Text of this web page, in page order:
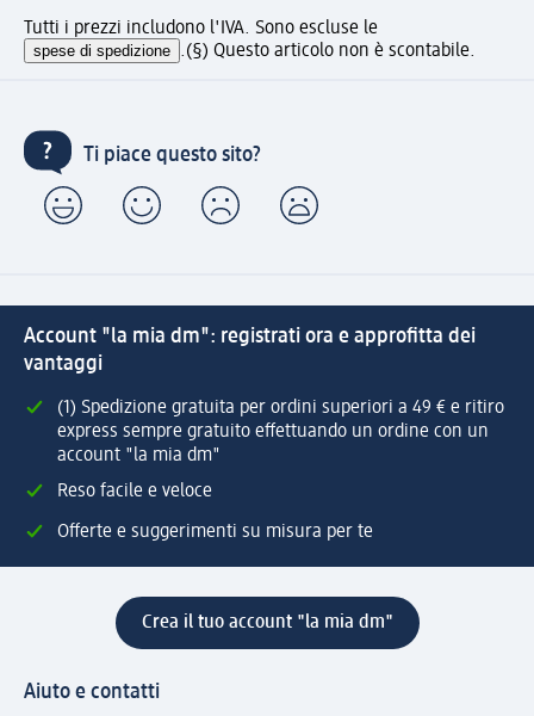
Tutti i prezzi includono l'IVA. Sono escluse le
spese di spedizione .(§) Questo articolo non è scontabile.
Ti piace questo sito?
Account "la mia dm": registrati ora e approfitta dei
vantaggi
(1) Spedizione gratuita per ordini superiori a 49 € e ritiro
express sempre gratuito effettuando un ordine con un
account "la mia dm"
Reso facile e veloce
Offerte e suggerimenti su misura per te
Crea il tuo account "la mia dm"
Aiuto e contatti